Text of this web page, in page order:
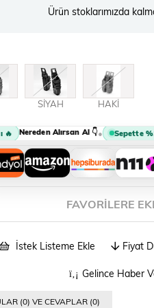
Ürün stoklarımızda
SİYAH HAKİ
Nereden Alırsan Al 👇• Sepette %10
FAVORILERE
İstek Listeme Ekle Fiyat
Gelince Haber
(0) VE CEVAPLAR (0)